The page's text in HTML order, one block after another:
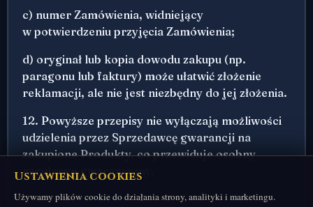
c) numer Zamówienia, widniejący
w potwierdzeniu przyjęcia Zamówienia;
d) oryginał lub kopia dowodu zakupu (np.
paragonu lub faktury) może ułatwić złożenie
reklamacji, ale nie jest niezbędny do jej złożenia.
12. Powyższe przepisy nie wyłączają możliwości
udzielenia przez Sprzedawcę gwarancji na
zakupione Produkty, co przewiduje osobny
regulamin gwarancyjny.
Ustawienia cookies
Używamy plików cookie do działania strony, analityki i marketingu.